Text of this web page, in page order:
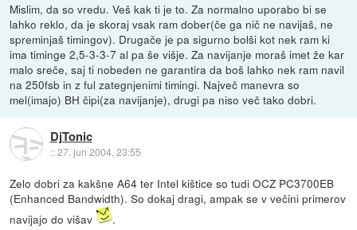
Mislim, da so vredu. Veš kak ti je to. Za normalno uporabo bi se
lahko reklo, da je skoraj vsak ram dober(če ga nič ne navijaš, ne
spreminjaš timingov). Drugače je pa sigurno bolši kot nek ram ki
ima timinge 2,5-3-3-7 al pa še višje. Za navijanje moraš imet že kar
malo sreče, saj ti nobeden ne garantira da boš lahko nek ram navil
na 250fsb in z ful zategnjenimi timingi. Največ manevra so
mel(imajo) BH čipi(za navijanje), drugi pa niso več tako dobri.
DjTonic
::27. jun 2004, 23:55
Zelo dobri za kakšne A64 ter Intel kištice so tudi OCZ PC3700EB
(Enhanced Bandwidth). So dokaj dragi, ampak se v večini primerov
navijajo do višav
.